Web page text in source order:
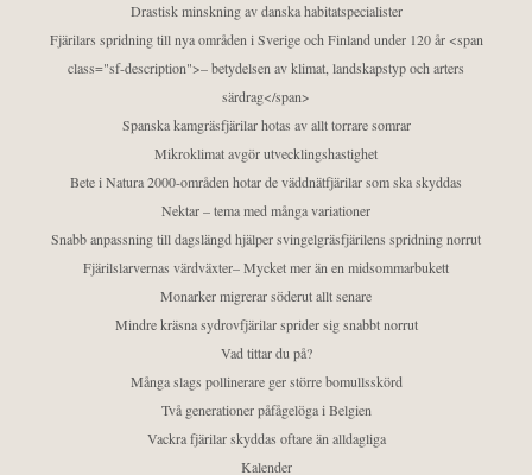
Drastisk minskning av danska habitatspecialister
Fjärilars spridning till nya områden i Sverige och Finland under 120 år <span
class="sf-description">– betydelsen av klimat, landskapstyp och arters
särdrag</span>
Spanska kamgräsfjärilar hotas av allt torrare somrar
Mikroklimat avgör utvecklingshastighet
Bete i Natura 2000-områden hotar de väddnätfjärilar som ska skyddas
Nektar – tema med många variationer
Snabb anpassning till dagslängd hjälper svingelgräsfjärilens spridning norrut
Fjärilslarvernas värdväxter– Mycket mer än en midsommarbukett
Monarker migrerar söderut allt senare
Mindre kräsna sydrovfjärilar sprider sig snabbt norrut
Vad tittar du på?
Många slags pollinerare ger större bomullsskörd
Två generationer påfågelöga i Belgien
Vackra fjärilar skyddas oftare än alldagliga
Kalender